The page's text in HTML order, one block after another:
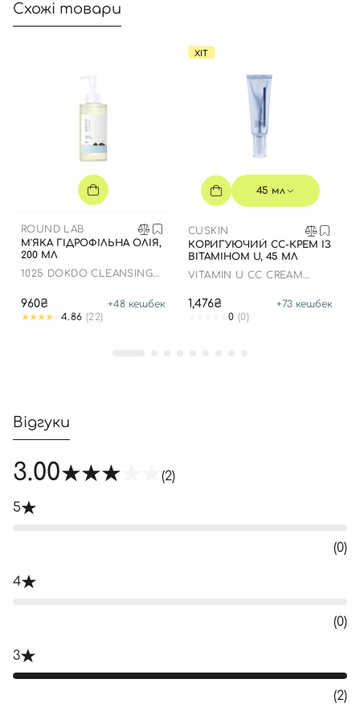
Схожі товари
ROUND LAB
М'ЯКА ГІДРОФІЛЬНА ОЛІЯ,
200 МЛ
1025 DOKDO CLEANSING
960₴ +48 кешбек
4.86 (22)
ХІТ
45 мл
CUSKIN
КОРИГУЮЧИЙ СС-КРЕМ ІЗ
ВІТАМІНОМ U, 45 МЛ
VITAMIN U CC CREAM
1,476₴ +73 кешбек
0 (0)
Відгуки
3.00 (2)
5
(0)
4
(0)
3
(2)
Реєстрація
Номер телефону
Відправляючи форму для авторизації/реєстрації ви
приймаєте умови
Угоди користувача
Далі
Увійти за допомогою e-mail